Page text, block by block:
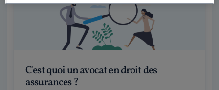
C'est quoi un avocat en droit des
assurances ?